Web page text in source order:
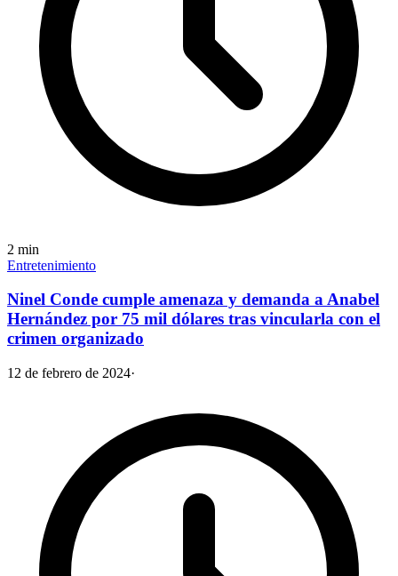
2 min
Entretenimiento
Ninel Conde cumple amenaza y demanda a Anabel
Hernández por 75 mil dólares tras vincularla con el
crimen organizado
12 de febrero de 2024·